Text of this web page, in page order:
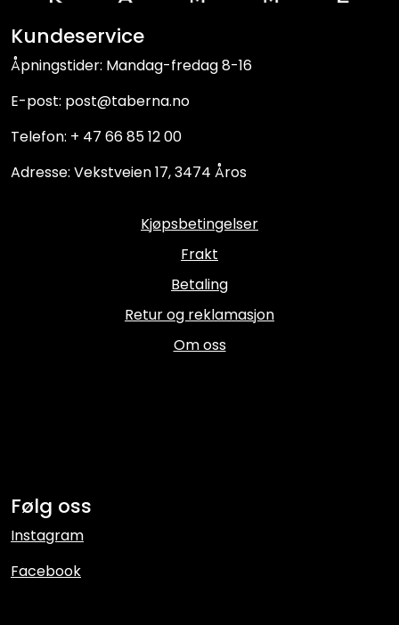
Kundeservice
Åpningstider: Mandag-fredag 8-16
E-post: post@taberna.no
Telefon: + 47 66 85 12 00
Adresse: Vekstveien 17, 3474 Åros
Kjøpsbetingelser
Frakt
Betaling
Retur og reklamasjon
Om oss
Følg oss
Instagram
Facebook